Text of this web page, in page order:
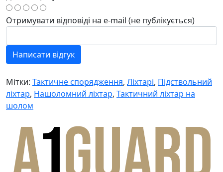
Отримувати відповіді на e-mail (не публікується)
Написати відгук
Мітки: Тактичне спорядження, Ліхтарі, Підствольний
ліхтар, Нашоломний ліхтар, Тактичний ліхтар на
шолом